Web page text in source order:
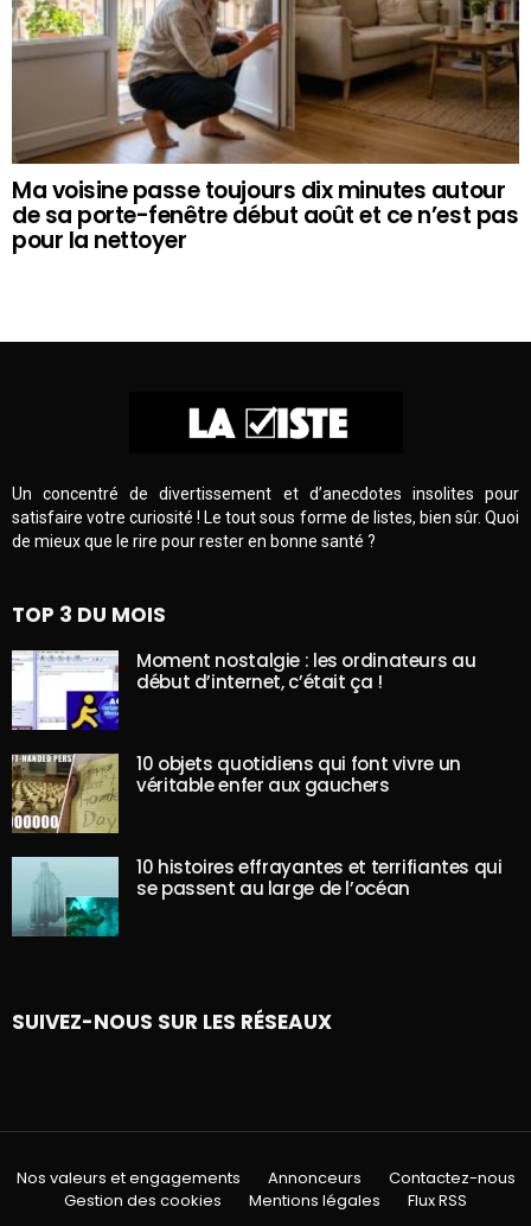
Ma voisine passe toujours dix minutes autour
de sa porte-fenêtre début août et ce n’est pas
pour la nettoyer
Un concentré de divertissement et d’anecdotes insolites pour
satisfaire votre curiosité ! Le tout sous forme de listes, bien sûr. Quoi
de mieux que le rire pour rester en bonne santé ?
TOP 3 DU MOIS
Moment nostalgie : les ordinateurs au
début d’internet, c’était ça !
10 objets quotidiens qui font vivre un
véritable enfer aux gauchers
10 histoires effrayantes et terrifiantes qui
se passent au large de l’océan
SUIVEZ-NOUS SUR LES RÉSEAUX
Nos valeurs et engagements Annonceurs
Contactez-nous
Gestion des cookies
Mentions légales Flux RSS